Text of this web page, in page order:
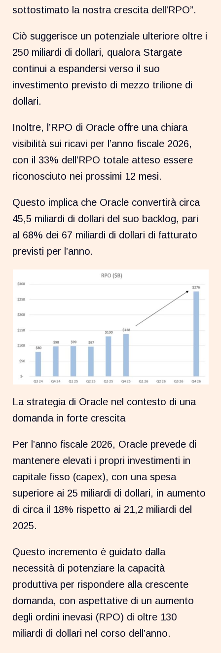
sottostimato la nostra crescita dell’RPO”.
Ciò suggerisce un potenziale ulteriore oltre i
250 miliardi di dollari, qualora Stargate
continui a espandersi verso il suo
investimento previsto di mezzo trilione di
dollari.
Inoltre, l’RPO di Oracle offre una chiara
visibilità sui ricavi per l’anno fiscale 2026,
con il 33% dell’RPO totale atteso essere
riconosciuto nei prossimi 12 mesi.
Questo implica che Oracle convertirà circa
45,5 miliardi di dollari del suo backlog, pari
al 68% dei 67 miliardi di dollari di fatturato
previsti per l’anno.
La strategia di Oracle nel contesto di una
domanda in forte crescita
Per l’anno fiscale 2026, Oracle prevede di
mantenere elevati i propri investimenti in
capitale fisso (capex), con una spesa
superiore ai 25 miliardi di dollari, in aumento
di circa il 18% rispetto ai 21,2 miliardi del
2025.
Questo incremento è guidato dalla
necessità di potenziare la capacità
produttiva per rispondere alla crescente
domanda, con aspettative di un aumento
degli ordini inevasi (RPO) di oltre 130
miliardi di dollari nel corso dell’anno.